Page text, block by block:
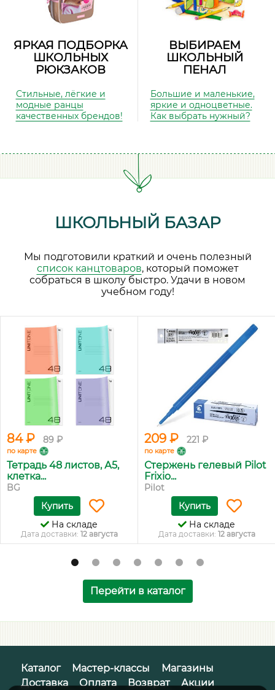
ЯРКАЯ ПОДБОРКА
ШКОЛЬНЫХ
РЮКЗАКОВ
Стильные, лёгкие и
модные ранцы
качественных брендов!
ВЫБИРАЕМ
ШКОЛЬНЫЙ
ПЕНАЛ
Большие и маленькие,
яркие и одноцветные.
Как выбрать нужный?
ШКОЛЬНЫЙ БАЗАР
Мы подготовили краткий и очень полезный
список канцтоваров, который поможет
собраться в школу быстро. Удачи в новом
учебном году!
84 ₽ 89 ₽
по карте
Тетрадь 48 листов, А5,
клетка...
BG
Купить
На складе
Дата доставки: 12 августа
209 ₽ 221 ₽
по карте
Стержень гелевый Pilot
Frixio...
Pilot
Купить
На складе
Дата доставки: 12 августа
Перейти в каталог
Каталог Мастер-классы
Магазины
Доставка
Оплата Возврат Акции